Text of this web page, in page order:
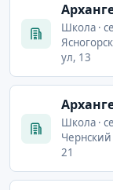
Школа ·
ул, 13
Школа ·
Чернский
21